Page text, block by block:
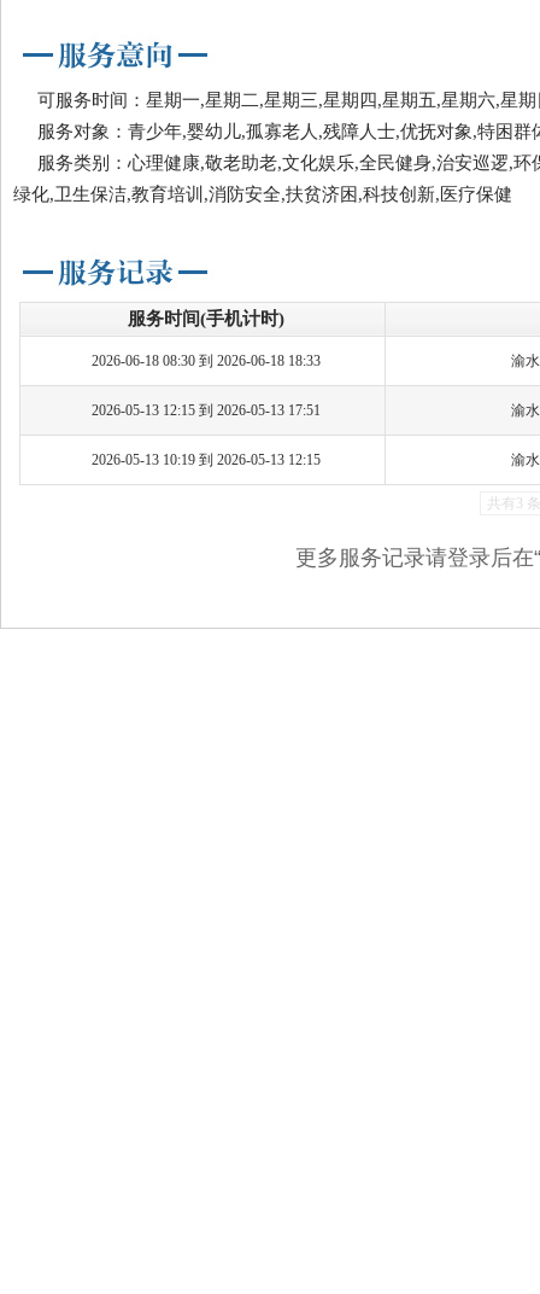
可服务时间：星期一,星期二,星期三,星期四,星期五,星期六,星期
服务对象：青少年,婴幼儿,孤寡老人,残障人士,优抚对象,特困群
服务类别：心理健康,敬老助老,文化娱乐,全民健身,治安巡逻,环
绿化,卫生保洁,教育培训,消防安全,扶贫济困,科技创新,医疗保健